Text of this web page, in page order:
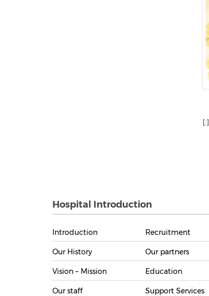
[:]
Hospital Introduction
Introduction
Our History
Vision – Mission
Our staff
Recruitment
Our partners
Education
Support Services